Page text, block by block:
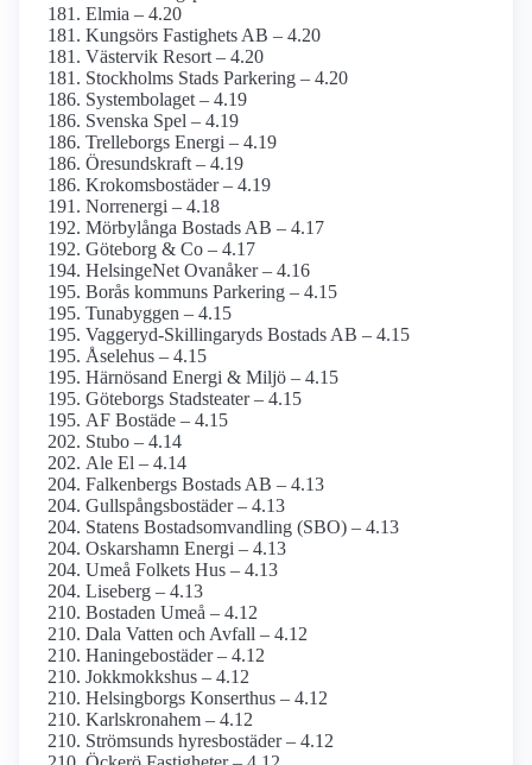
Elmia – 4.20
Kungsörs Fastighets AB – 4.20
Västervik Resort – 4.20
Stockholms Stads Parkering – 4.20
Systembolaget – 4.19
Svenska Spel – 4.19
Trelleborgs Energi – 4.19
Öresundskraft – 4.19
Krokoms­bostäder – 4.19
Norrenergi – 4.18
Mörbylånga Bostads AB – 4.17
Göteborg & Co – 4.17
HelsingeNet Ovanåker – 4.16
Borås kommuns Parkering – 4.15
Tunabyggen – 4.15
Vaggeryd-Skillingaryds Bostads AB – 4.15
Åselehus – 4.15
Härnösand Energi & Miljö – 4.15
Göteborgs Stadsteater – 4.15
AF Bostäde – 4.15
Stubo – 4.14
Ale El – 4.14
Falkenbergs Bostads AB – 4.13
Gullspångsbostäder – 4.13
Statens Bostads­omvandling (SBO) – 4.13
Oskarshamn Energi – 4.13
Umeå Folkets Hus – 4.13
Liseberg – 4.13
Bostaden Umeå – 4.12
Dala Vatten och Avfall – 4.12
Haningebostäder – 4.12
Jokkmokkshus – 4.12
Helsingborgs Konserthus – 4.12
Karlskronahem – 4.12
Strömsunds hyresbostäder – 4.12